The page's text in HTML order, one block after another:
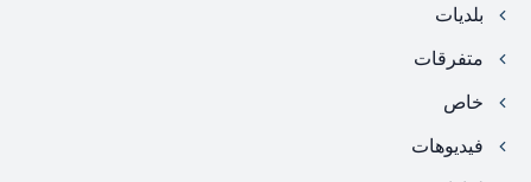
بلديات
متفرقات
خاص
فيديوهات